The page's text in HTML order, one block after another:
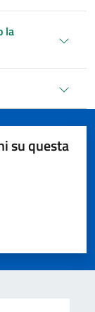
la
su questa